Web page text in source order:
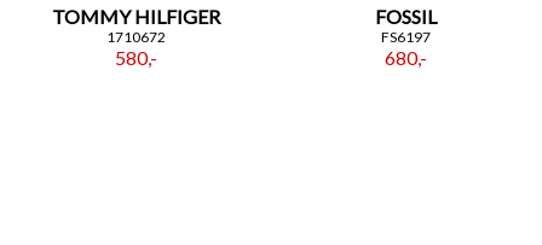
TOMMY HILFIGER
1710672
580,-
FOSSIL
FS6197
680,-